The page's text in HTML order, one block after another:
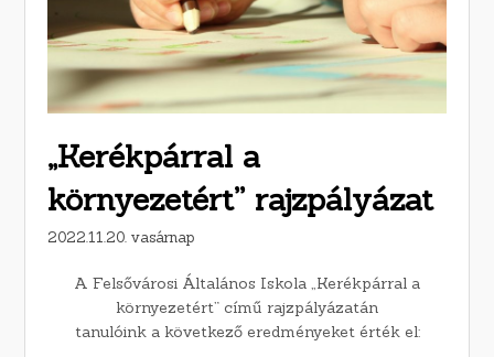
„Kerékpárral a
környezetért” rajzpályázat
2022.11.20. vasárnap
A Felsővárosi Általános Iskola „Kerékpárral a
környezetért” című rajzpályázatán
tanulóink a következő eredményeket érték el: